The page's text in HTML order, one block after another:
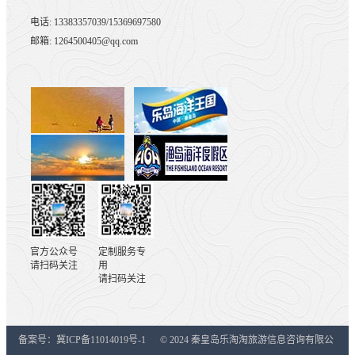
电话: 13383357039/15369697580
邮箱: 1264500405@qq.com
官方公众号
请扫码关注
定制服务专
用
请扫码关注
备案号：冀ICP备11014019号-1 © 2024 秦皇岛乐淘淘旅游信息咨询有限公